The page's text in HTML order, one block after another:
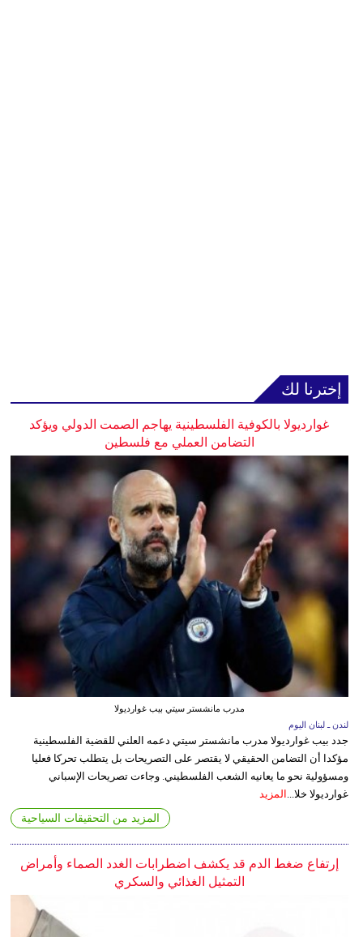
إخترنا لك
غوارديولا بالكوفية الفلسطينية يهاجم الصمت الدولي ويؤكد
التضامن العملي مع فلسطين
مدرب مانشستر سيتي بيب غوارديولا
لندن ـ لبنان اليوم
جدد بيب غوارديولا مدرب مانشستر سيتي دعمه العلني للقضية الفلسطينية
مؤكدا أن التضامن الحقيقي لا يقتصر على التصريحات بل يتطلب تحركا فعليا
ومسؤولية نحو ما يعانيه الشعب الفلسطيني. وجاءت تصريحات الإسباني
غوارديولا خلا... المزيد
المزيد من التحقيقات السياحية
إرتفاع ضغط الدم قد يكشف اضطرابات الغدد الصماء وأمراض
التمثيل الغذائي والسكري